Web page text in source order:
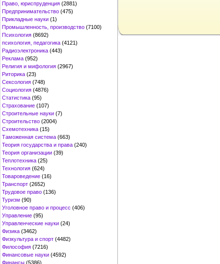
Право, юриспруденция (2881)
Предпринимательство (475)
Прикладные науки (1)
Промышленность, производство (7100)
Психология (8692)
психология, педагогика (4121)
Радиоэлектроника (443)
Реклама (952)
Религия и мифология (2967)
Риторика (23)
Сексология (748)
Социология (4876)
Статистика (95)
Страхование (107)
Строительные науки (7)
Строительство (2004)
Схемотехника (15)
Таможенная система (663)
Теория государства и права (240)
Теория организации (39)
Теплотехника (25)
Технология (624)
Товароведение (16)
Транспорт (2652)
Трудовое право (136)
Туризм (90)
Уголовное право и процесс (406)
Управление (95)
Управленческие науки (24)
Физика (3462)
Физкультура и спорт (4482)
Философия (7216)
Финансовые науки (4592)
Финансы (5386)